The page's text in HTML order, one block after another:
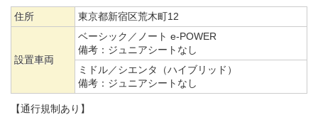
住所 東京都新宿区荒木町12
設置車両
ベーシック／ノート e-POWER
備考： ジュニアシートなし
ミドル／シエンタ（ハイブリッド）
備考： ジュニアシートなし
【通行規制あり】